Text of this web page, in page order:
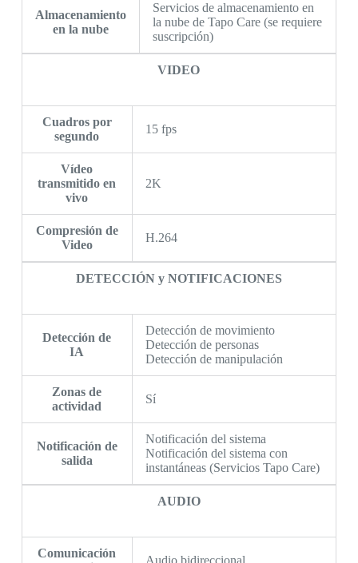
Almacenamiento
en la nube
Servicios de almacenamiento en
la nube de Tapo Care (se requiere
suscripción)
VIDEO
Cuadros por
segundo
15 fps
Vídeo
transmitido en
vivo
2K
Compresión de
Video
H.264
DETECCIÓN y NOTIFICACIONES
Detección de
IA
Detección de movimiento
Detección de personas
Detección de manipulación
Zonas de
actividad
Sí
Notificación de
salida
Notificación del sistema
Notificación del sistema con
instantáneas (Servicios Tapo Care)
AUDIO
Comunicación
Audio bidireccional